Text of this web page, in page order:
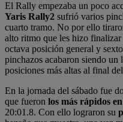
El Rally empezaba un poco
Yaris Rally2 sufrió varios
cuarto tramo. No por ello
alto ritmo que les hizo
octava posición general y
pinchazos acabaron siendo un
posiciones más altas al final
En la jornada del sábado fue
que fueron los más rápidos en
20:01.8. Con ello lograron su